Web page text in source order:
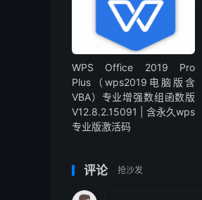
WPS Office 2019 Pro
Plus（wps2019电脑版含
VBA）专业增强数组函数版
V12.8.2.15091 | 含永久wps
专业版激活码
评论 抢沙发